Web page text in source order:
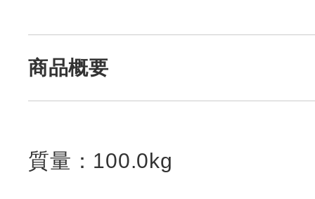
商品概要
質量：100.0kg